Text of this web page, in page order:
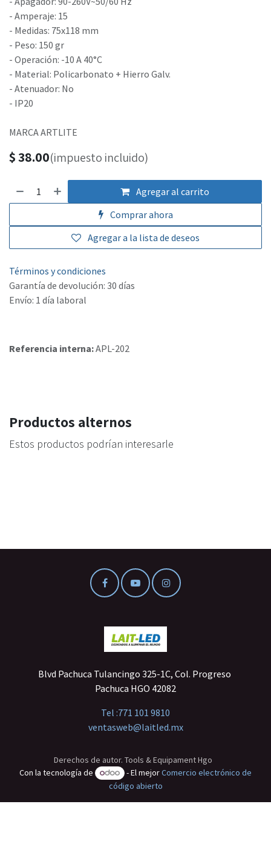
- Amperaje: 15
- Medidas: 75x118 mm
- Peso: 150 gr
- Operación: -10 A 40°C
- Material: Policarbonato + Hierro Galv.
- Atenuador: No
- IP20
MARCA ARTLITE
$38.00(impuesto incluido)
Agregar al carrito
Comprar ahora
Agregar a la lista de deseos
Términos y condiciones
Garantía de devolución: 30 días
Envío: 1 día laboral
Referencia interna:APL-202
Productos alternos
Estos productos podrían interesarle
Blvd Pachuca Tulancingo 325-1C, Col. Progreso
Pachuca HGO 42082
Tel :771 101 9810
ventasweb@laitled.mx
Derechos de autor. Tools & Equipament Hgo
Con la tecnología de
- El mejorComercio electrónico de
código abierto